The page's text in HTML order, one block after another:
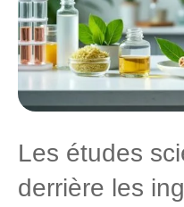
Les études
derrière les